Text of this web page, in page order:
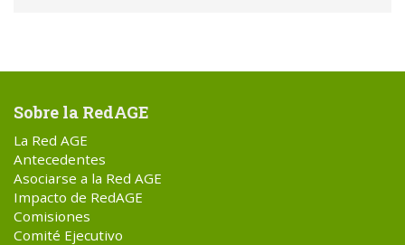
Sobre la RedAGE
La Red AGE
Antecedentes
Asociarse a la Red AGE
Impacto de RedAGE
Comisiones
Comité Ejecutivo